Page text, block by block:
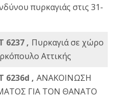
πυρκαγιάς στις 31-
6237 , Πυρκαγιά σε χώρο
Αττικής
6236d , ΑΝΑΚΟΙΝΩΣΗ
ΓΙΑ ΤΟΝ ΘΑΝΑΤΟ